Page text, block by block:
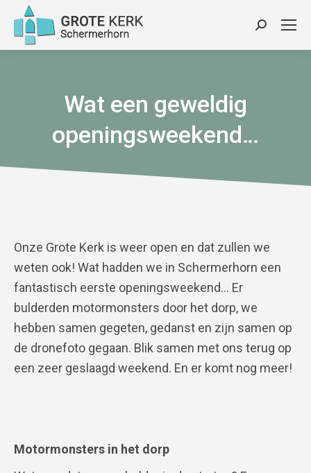
Zoeken:
Wat een geweldig
openingsweekend…
Onze Grote Kerk is weer open en dat zullen we
weten ook! Wat hadden we in Schermerhorn een
fantastisch eerste openingsweekend… Er
bulderden motormonsters door het dorp, we
hebben samen gegeten, gedanst en zijn samen op
de dronefoto gegaan. Blik samen met ons terug op
een zeer geslaagd weekend. En er komt nog meer!
Motormonsters in het dorp